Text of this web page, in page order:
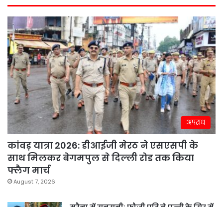
अपराध
कांवड़ यात्रा 2026: डीआईजी मेरठ ने एसएसपी के
साथ मिलकर बेगमपुल से दिल्ली रोड तक किया
फ्लैग मार्च
August 7, 2026